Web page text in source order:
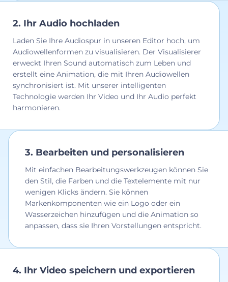
2. Ihr Audio hochladen
Laden Sie Ihre Audiospur in unseren Editor hoch, um
Audiowellenformen zu visualisieren. Der Visualisierer
erweckt Ihren Sound automatisch zum Leben und
erstellt eine Animation, die mit Ihren Audiowellen
synchronisiert ist. Mit unserer intelligenten
Technologie werden Ihr Video und Ihr Audio perfekt
harmonieren.
3. Bearbeiten und personalisieren
Mit einfachen Bearbeitungswerkzeugen können Sie
den Stil, die Farben und die Textelemente mit nur
wenigen Klicks ändern. Sie können
Markenkomponenten wie ein Logo oder ein
Wasserzeichen hinzufügen und die Animation so
anpassen, dass sie Ihren Vorstellungen entspricht.
4. Ihr Video speichern und exportieren